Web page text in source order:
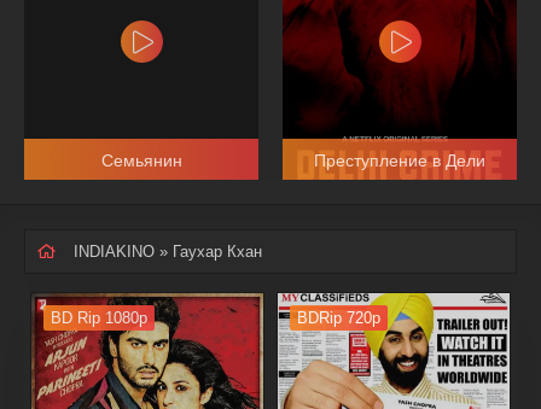
Семьянин Преступление в Дели
INDIAKINO » Гаухар Кхан
BD Rip 1080p BDRip 720p